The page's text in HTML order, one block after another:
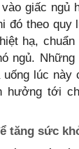
giấc ngủ
đó theo
hạ,
ngủ.
lúc này
hưởng tới
tăng sức